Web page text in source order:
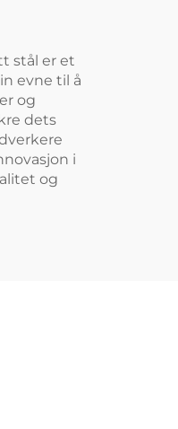
stål er et
evne til å
og
dets
i
og